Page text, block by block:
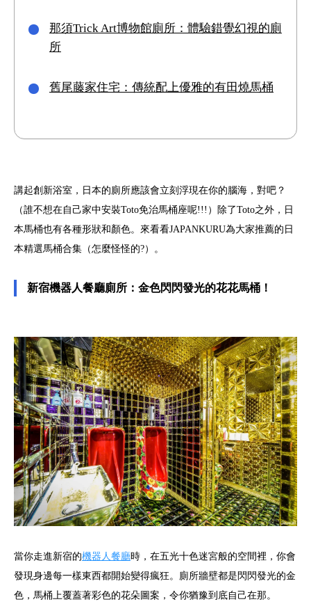
那須Trick Art博物館廁所：體驗錯覺幻視的廁
所
舊尾藤家住宅：傳統配上優雅的有田燒馬桶
講起創新浴室，日本的廁所應該會立刻浮現在你的腦海，對吧？
（誰不想在自己家中安裝Toto免治馬桶座呢!!!）除了Toto之外，日
本馬桶也有各種形狀和顏色。來看看JAPANKURU為大家推薦的日
本精選馬桶合集（怎麼怪怪的?）。
新宿機器人餐廳廁所：金色閃閃發光的花花馬桶！
當你走進新宿的機器人餐廳時，在五光十色迷宮般的空間裡，你會
發現身邊每一樣東西都開始變得瘋狂。廁所牆壁都是閃閃發光的金
色，馬桶上覆蓋著彩色的花朵圖案，令你猶豫到底自己在那。